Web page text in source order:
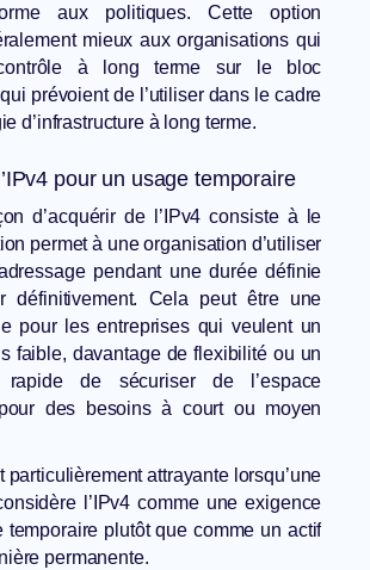
aux politiques. Cette option
mieux aux organisations qui
à long terme sur le bloc
prévoient de l’utiliser dans le cadre
d’infrastructure à long terme.
pour un usage temporaire
d’acquérir de l’IPv4 consiste à le
permet à une organisation d’utiliser
pendant une durée définie
définitivement. Cela peut être une
pour les entreprises qui veulent un
faible, davantage de flexibilité ou un
de sécuriser de l’espace
pour des besoins à court ou moyen
particulièrement attrayante lorsqu’une
l’IPv4 comme une exigence
temporaire plutôt que comme un actif
permanente.